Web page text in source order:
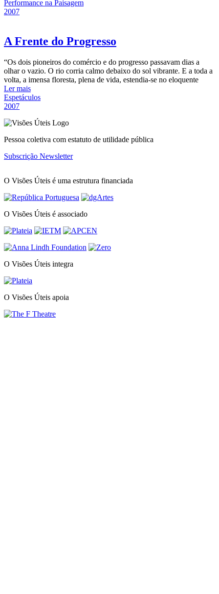
Performance na Paisagem
2007
A Frente do Progresso
“Os dois pioneiros do comércio e do progresso passavam dias a
olhar o vazio. O rio corria calmo debaixo do sol vibrante. E a toda a
volta, a imensa floresta, plena de vida, estendia-se no eloquente
Ler mais
Espetáculos
2007
Pessoa coletiva com estatuto de utilidade pública
Subscrição Newsletter
O Visões Úteis é uma estrutura financiada
O Visões Úteis é associado
O Visões Úteis integra
O Visões Úteis apoia